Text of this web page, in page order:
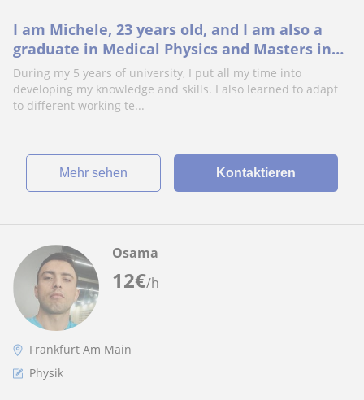
I am Michele, 23 years old, and I am also a
graduate in Medical Physics and Masters in
Industrial Technology (Engineering).
During my 5 years of university, I put all my time into
developing my knowledge and skills. I also learned to adapt
to different working te...
Mehr sehen Kontaktieren
12€/h
Osama
Frankfurt Am Main
Physik